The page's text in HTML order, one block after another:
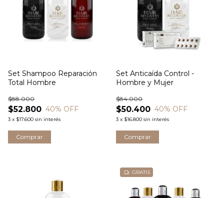
Set Shampoo Reparación
Total Hombre
$52.800
$88.000
40% OFF
3 x $17.600 sin interés
Set Anticaída Control -
Hombre y Mujer
$50.400
$84.000
40% OFF
3 x $16.800 sin interés
GRATIS